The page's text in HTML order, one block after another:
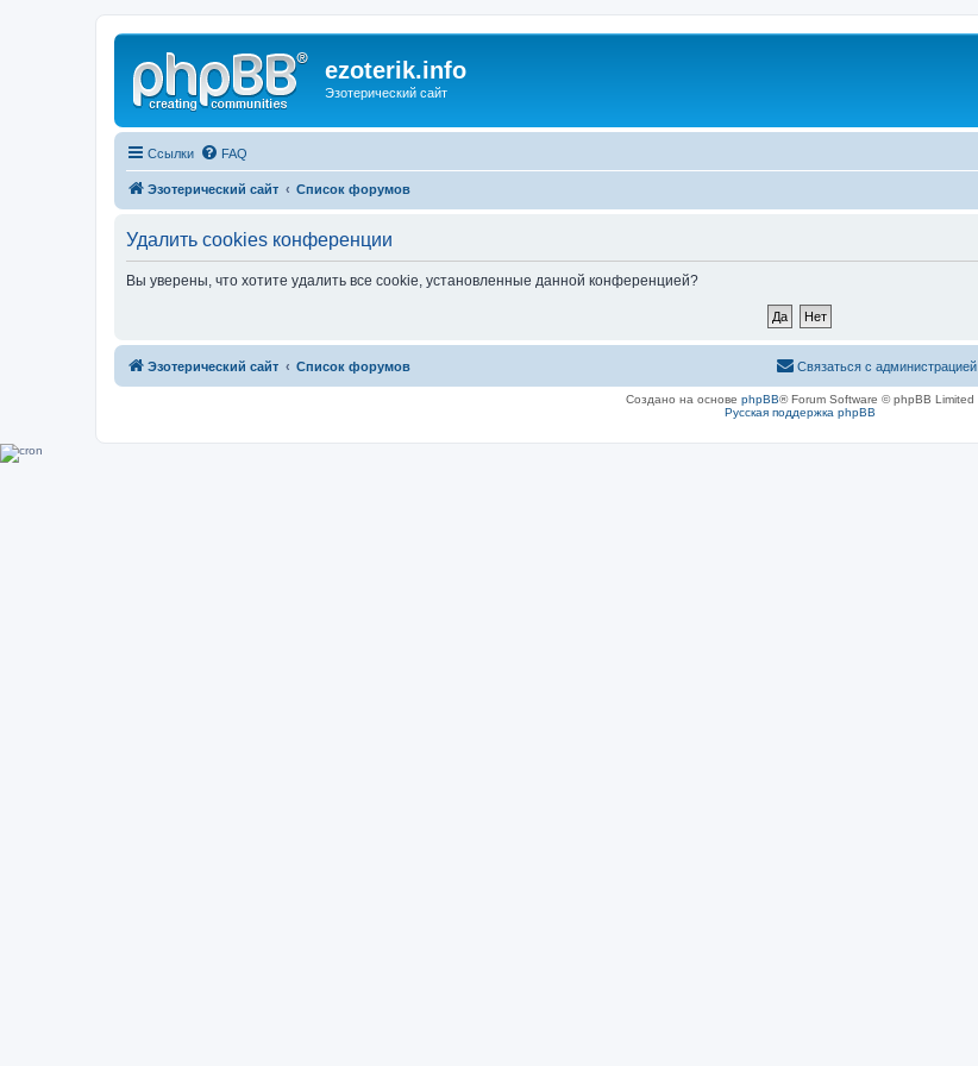
ezoterik.info
Эзотерический сайт
Ссылки FAQ
Эзотерический сайт Список форумов
Удалить cookies конференции
Вы уверены, что хотите удалить все cookie, установленные данной конференцией?
Эзотерический сайт Список форумов Связаться с администрацией
Создано на основе phpBB® Forum Software © phpBB Limited
Русская поддержка phpBB